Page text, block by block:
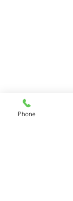
Phone